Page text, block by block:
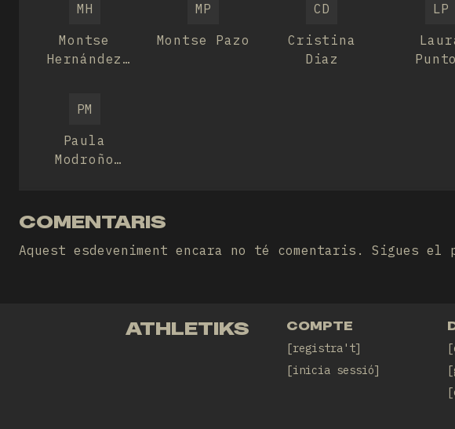
MH
Montse
Hernández
MP
Montse Pazo
CD
Cristina
Diaz
LP
PM
Paula
Modroño
COMENTARIS
Aquest esdeveniment encara no té comentaris. Sigues el
ATHLETIKS COMPTE
registra't
inicia sessió